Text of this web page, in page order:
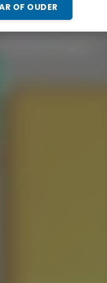
OF OUDER